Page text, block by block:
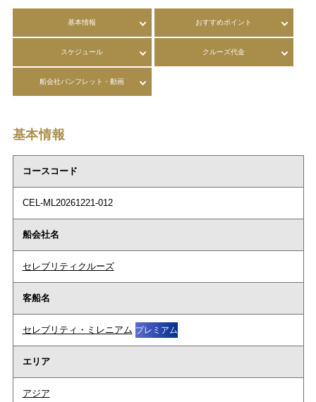
基本情報 おすすめポイント
スケジュール クルーズ代金
船会社パンフレット・動画
基本情報
コースコード
CEL-ML20261221-012
船会社名
セレブリティクルーズ
客船名
セレブリティ・ミレニアム プレミアム
エリア
アジア